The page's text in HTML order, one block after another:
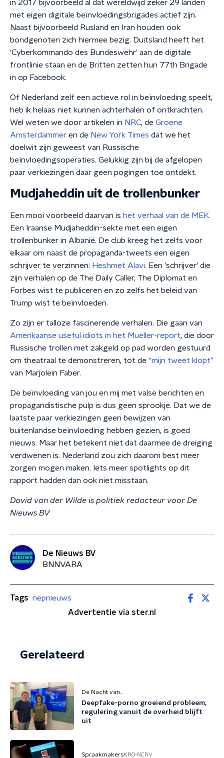
in 2017 bijvoorbeeld al dat wereldwijd zeker 29 landen
met eigen digitale beïnvloedingsbrigades actief zijn.
Naast bijvoorbeeld Rusland en Iran houden ook
bondgenoten zich hiermee bezig. Duitsland heeft het
‘Cyberkommando des Bundeswehr’ aan de digitale
frontlinie staan en de Britten zetten hun 77th Brigade
in op Facebook.
Of Nederland zelf een actieve rol in beïnvloeding speelt,
heb ik helaas niet kunnen achterhalen of ontkrachten.
Wel weten we door artikelen in NRC, de Groene
Amsterdammer en de New York Times dat we het
doelwit zijn geweest van Russische
beïnvloedingsoperaties. Gelukkig zijn bij de afgelopen
paar verkiezingen daar geen pogingen toe ontdekt.
Mudjaheddin uit de trollenbunker
Een mooi voorbeeld daarvan is het verhaal van de MEK.
Een Iraanse Mudjaheddin-sekte met een eigen
trollenbunker in Albanië. De club kreeg het zelfs voor
elkaar om naast de propaganda-tweets een eigen
schrijver te verzinnen: Heshmet Alavi. Een 'schrijver' die
zijn verhalen op de The Daily Caller, The Diplomat en
Forbes wist te publiceren en zo zelfs het beleid van
Trump wist te beïnvloeden.
Zo zijn er talloze fascinerende verhalen. Die gaan van
Amerikaanse useful idiots in het Mueller-report, die door
Russische trollen met zakgeld op pad worden gestuurd
om theatraal te demonstreren, tot de “mijn tweet klopt”
van Marjolein Faber.
De beïnvloeding van jou en mij met valse berichten en
propagandistische pulp is dus geen sprookje. Dat we de
laatste paar verkiezingen geen bewijzen van
buitenlandse beïnvloeding hebben gezien, is goed
nieuws. Maar het betekent niet dat daarmee de dreiging
verdwenen is. Nederland zou zich daarom best meer
zorgen mogen maken. Iets meer spotlights op dit
rapport hadden dan ook niet misstaan.
David van der Wilde is politiek redacteur voor De
Nieuws BV
De Nieuws BV
BNNVARA
Tags nepnieuws
Advertentie via ster.nl
Gerelateerd
De Nacht van...
Deepfake-porno groeiend probleem,
regulering vanuit de overheid blijft
uit
SpraakmakersKRO-NCRV